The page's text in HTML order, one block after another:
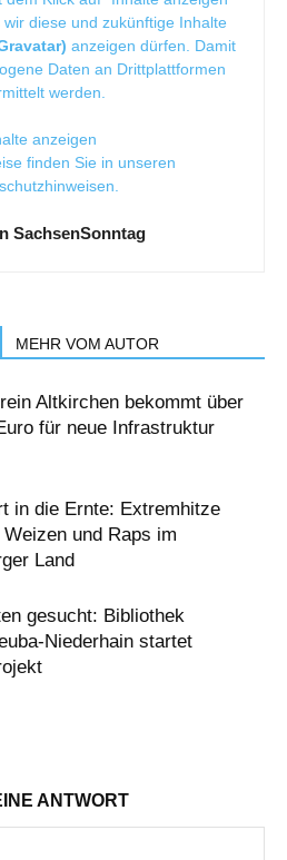
diese und zukünftige Inhalte
anzeigen dürfen. Damit
Daten an Drittplattformen
werden.
anzeigen
finden Sie in unseren
SachsenSonntag
MEHR VOM AUTOR
Altkirchen bekommt über
für neue Infrastruktur
in die Ernte: Extremhitze
und Raps im
Land
gesucht: Bibliothek
Niederhain startet
ANTWORT